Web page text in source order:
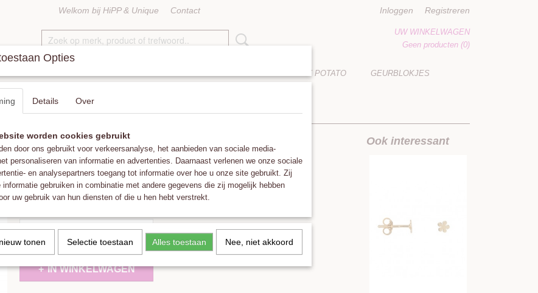
Welkom bij HiPP & Unique Contact Inloggen Registreren
UW WINKELWAGEN
Geen producten (0)
LUCKY POTATO GEURBLOKJES
Hinth Oorbellen Lek Gold Frame Silver
€ 15,00 (inclusief btw 21%)
✓ Op voorraad
IN WINKELWAGEN
Ook interessant
Opties
Details Over
worden cookies gebruikt
door ons gebruikt voor verkeersanalyse, het aanbieden van sociale media-
personaliseren van informatie en advertenties. Daarnaast verlenen we onze sociale
en analysepartners toegang tot informatie over hoe u onze site gebruikt. Zij
informatie gebruiken in combinatie met andere gegevens die zij mogelijk hebben
uw gebruik van hun diensten of die u hen hebt verstrekt.
tonen Selectie toestaan Alles toestaan Nee, niet akkoord